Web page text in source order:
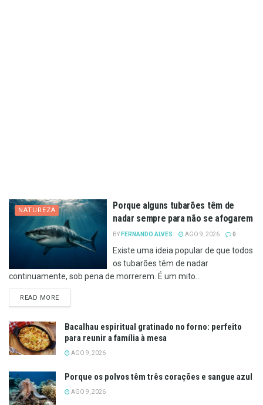
NATUREZA
Porque alguns tubarões têm de
nadar sempre para não se afogarem
BY FERNANDO ALVES AGO 9, 2026 0
Existe uma ideia popular de que todos
os tubarões têm de nadar
continuamente, sob pena de morrerem. É um mito...
READ MOREDETAILS
Bacalhau espiritual gratinado no forno: perfeito
para reunir a família à mesa
AGO 9, 2026
Porque os polvos têm três corações e sangue azul
AGO 9, 2026